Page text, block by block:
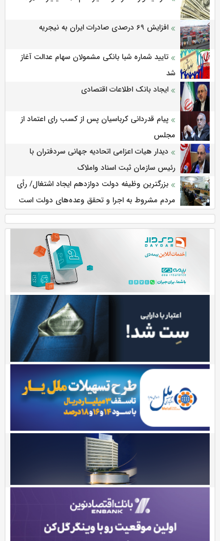
افزایش 69 درصدی صادرات ایران به نیجریه
تایید شماره شبا بانکی مشمولان سهام عدالت آغاز
شد
ایجاد بانک اطلاعات اقتصادی
پیام قدردانی کرباسیان پس از کسب رای اعتماد از
مجلس
دیدار هیات اعزامی اتحادیه جهانی سردفتران با
رئیس سازمان ثبت اسناد واملاک
بزرگترین وظیفه دولت دوازدهم ایجاد اشتغال/ رأی
مردم مشروط به اجرا و تحقق وعده‌های دولت است